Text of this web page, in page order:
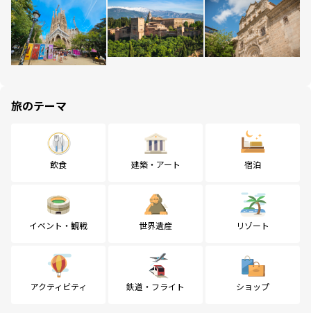
旅のテーマ
飲食 建築・アート 宿泊
イベント・観戦 世界遺産 リゾート
アクティビティ 鉄道・フライト ショップ